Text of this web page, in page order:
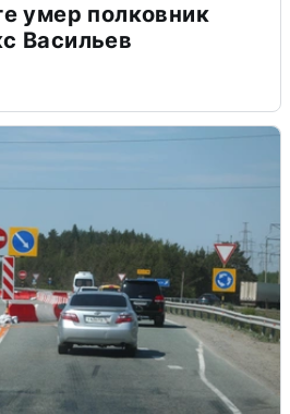
умер полковник
Васильев